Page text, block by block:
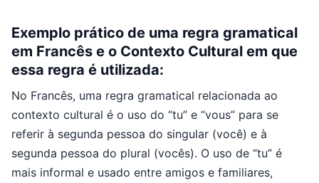
Exemplo prático de uma regra gramatical
em Francês e o Contexto Cultural em que
essa regra é utilizada:
No Francês, uma regra gramatical relacionada ao
contexto cultural é o uso do “tu” e “vous” para se
referir à segunda pessoa do singular (você) e à
segunda pessoa do plural (vocês). O uso de “tu” é
mais informal e usado entre amigos e familiares,